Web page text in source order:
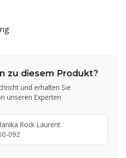
zu diesem Produkt?
und erhalten Sie
unseren Experten
Rock Laurent
092